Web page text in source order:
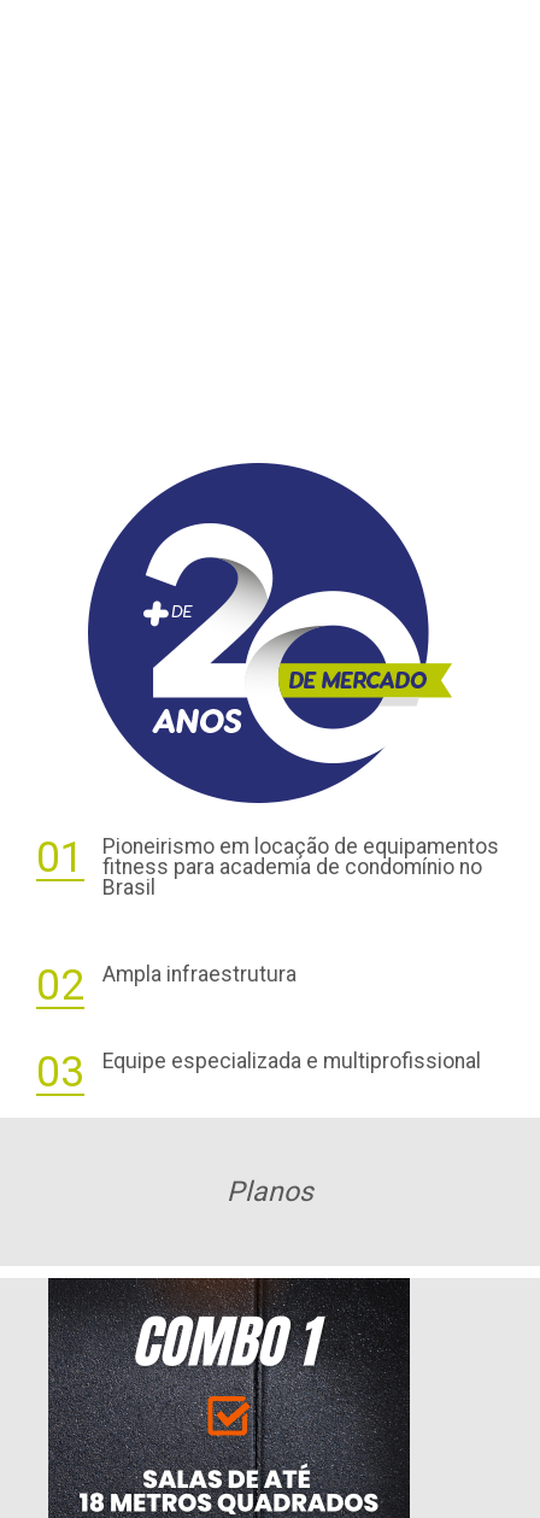
01
Pioneirismo em locação de equipamentos
fitness para academia de condomínio no
Brasil
02 Ampla infraestrutura
03 Equipe especializada e multiprofissional
Planos